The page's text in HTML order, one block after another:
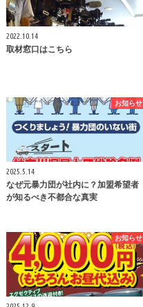
2022.10.14
取材窓口はこちら
お知らせ
2025.5.14
なぜ元暴力団が社内に？加盟希望者
が知るべき不都合な真実
お知らせ